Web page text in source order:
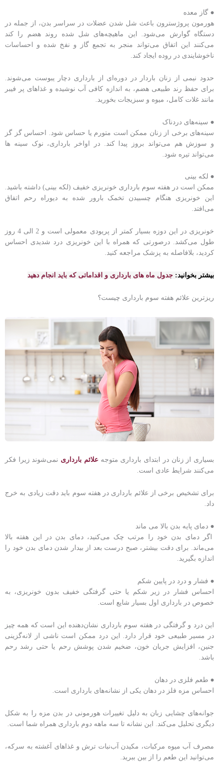
● گاز معده
هورمون پروژسترون باعث شل شدن عضلات در سراسر بدن، از جمله در
دستگاه گوارش می‌شود. این ماهیچه‌های شل شده روند هضم را کند
می‌کنند این اتفاق می‌تواند منجر به تجمع گاز و نفخ شده و احساسات
ناخوشایندی در روده ایجاد کند.
حدود نیمی از زنان باردار در دوره‌ای از بارداری دچار یبوست می‌شوند.
برای حفظ رند طبیعی هضم، به اندازه کافی آب نوشیده و غذاهای پر فیبر
مانند غلات کامل، میوه و سبزیجات بخورید.
● سینه‌های دردناک
سینه‌های برخی از زنان ممکن است متورم یا حساس شود. احساس گز گز
و سوزش هم می‌تواند بروز پیدا کند. در اواخر بارداری، نوک سینه ها
می‌تواند تیره شود.
● لکه بینی
ممکن است در هفته سوم بارداری خونریزی خفیف (لکه بینی) داشته باشید.
این خونریزی هنگام چسبیدن تخمک بارور شده به دیوراه رحم اتفاق
می‌افتد.
خونریزی در این دوزه بسیار کمتر از پریودی معمولی است و 2 الی 4 روز
طول می‌کشد. درصورتی که همراه با این خونریزی درد شدیدی احساس
کردید، بلافاصله به پزشک مراجعه کنید.
بیشتر بخوانید: جدول ماه های بارداری و اقداماتی که باید انجام دهید
ریزترین علائم هفته سوم بارداری چیست؟
بسیاری از زنان در ابتدای بارداری متوجهعلائم بارداری نمی‌شوند زیرا فکر
می‌کنند شرایط عادی است.
برای تشخیص برخی از علائم بارداری در هفته سوم باید دقت زیادی به خرج
داد.
● دمای پایه بدن بالا می ماند
اگر دمای بدن خود را مرتب چک می‌کنید، دمای بدن در این هفته بالا
می‌ماند. برای دقت بیشتر، صبح درست بعد از بیدار شدن دمای بدن خود را
اندازه بگیرید.
● فشار و درد در پایین شکم
احساس فشار در زیر شکم یا حتی گرفتگی خفیف بدون خونریزی، به
خصوص در بارداری اول بسیار شایع است.
این درد و گرفتگی در هفته سوم بارداری نشان‌دهنده این است که همه چیز
در مسیر طبیعی خود قرار دارد. این درد ممکن است ناشی از لانه‌گزینی
جنین، افزایش جریان خون، ضخیم شدن پوشش رحم یا حتی رشد رحم
باشد.
● طعم فلزی در دهان
احساس مزه فلز در دهان یکی از نشانه‌های بارداری است.
جوانه‌های چشایی زبان به دلیل تغییرات هورمونی در بدن مزه‌ را به شکل
دیگری تحلیل می‌کند. این نشانه تا سه ماهه دوم بارداری همراه شما است.
مصرف آب میوه مرکبات، مکیدن آب‌نبات ترش و غذاهای آغشته به سرکه،
می‌توانید این طعم را از بین ببرید.